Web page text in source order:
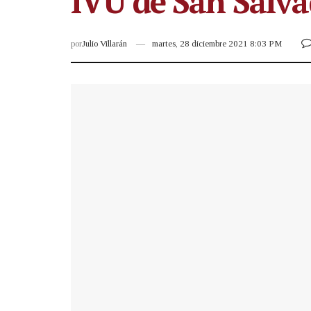
porJulio Villarán martes, 28 diciembre 2021 8:03 PM